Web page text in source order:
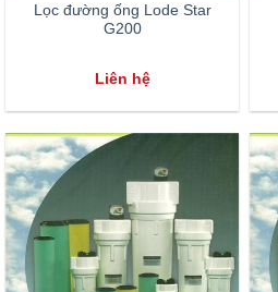
Lọc đường ống Lode Star
G200
Liên hệ